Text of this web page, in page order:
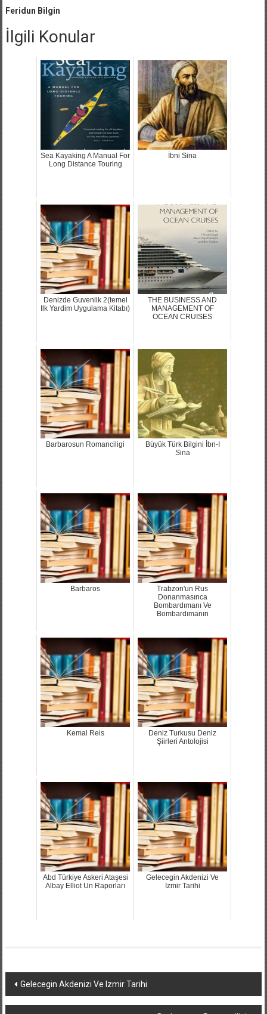
Feridun Bilgin
İlgili Konular
Sea Kayaking A Manual For
Long Distance Touring
İbni Sina
Denizde Guvenlik 2(temel
Ilk Yardim Uygulama Kitabı)
THE BUSINESS AND
MANAGEMENT OF
OCEAN CRUISES
Barbarosun Romanciligi
Büyük Türk Bilgini İbn-I
Sina
Barbaros
Trabzon'un Rus
Donanmasınca
Bombardımanı Ve
Bombardımanın
Kemal Reis
Deniz Turkusu Deniz
Şiirleri Antolojisi
Abd Türkiye Askeri Ataşesi
Albay Elliot Un Raporları
Gelecegin Akdenizi Ve
Izmir Tarihi
Yazı
dolaşımı
Gelecegin Akdenizi Ve Izmir Tarihi